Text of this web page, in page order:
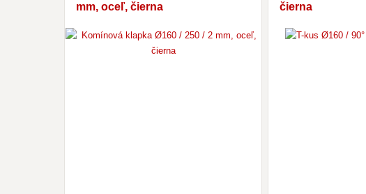
mm, oceľ, čierna
čierna